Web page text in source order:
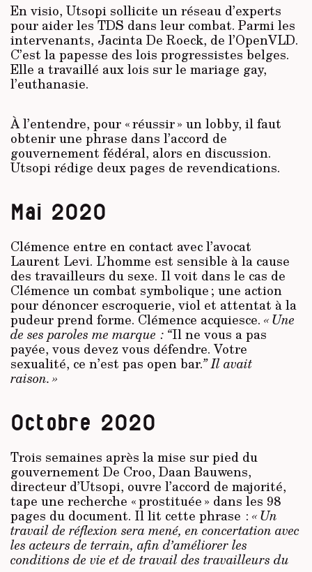
En visio, Utsopi sollicite un réseau d’experts
pour aider les TDS dans leur combat. Parmi les
intervenants, Jacinta De Roeck, de l’OpenVLD.
C’est la papesse des lois progressistes belges.
Elle a travaillé aux lois sur le mariage gay,
l’euthanasie.
À l’entendre, pour « réussir » un lobby, il faut
obtenir une phrase dans l’accord de
gouvernement fédéral, alors en discussion.
Utsopi rédige deux pages de revendications.
Mai 2020
Clémence entre en contact avec l’avocat
Laurent Levi. L’homme est sensible à la cause
des travailleurs du sexe. Il voit dans le cas de
Clémence un combat symbolique ; une action
pour dénoncer escroquerie, viol et attentat à la
pudeur prend forme. Clémence acquiesce. « Une
de ses paroles me marque : “Il ne vous a pas
payée, vous devez vous défendre. Votre
sexualité, ce n’est pas open bar.” Il avait
raison. »
Octobre 2020
Trois semaines après la mise sur pied du
gouvernement De Croo, Daan Bauwens,
directeur d’Utsopi, ouvre l’accord de majorité,
tape une recherche « prostituée » dans les 98
pages du document. Il lit cette phrase : « Un
travail de réflexion sera mené, en concertation avec
les acteurs de terrain, afin d’améliorer les
conditions de vie et de travail des travailleurs du